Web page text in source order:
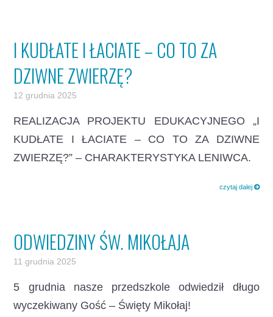
I KUDŁATE I ŁACIATE – CO TO ZA
DZIWNE ZWIERZĘ?
12 grudnia 2025
REALIZACJA PROJEKTU EDUKACYJNEGO „I
KUDŁATE I ŁACIATE – CO TO ZA DZIWNE
ZWIERZĘ?” – CHARAKTERYSTYKA LENIWCA.
czytaj dalej
ODWIEDZINY ŚW. MIKOŁAJA
11 grudnia 2025
5 grudnia nasze przedszkole odwiedził długo
wyczekiwany Gość – Święty Mikołaj!